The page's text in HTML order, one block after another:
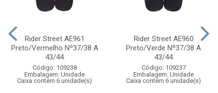
Rider Street AE961
Preto/Vermelho Nº37/38 A
43/44
Código: 109238
Embalagem: Unidade
Caixa contém 6 unidade(s)
Rider Street AE960
Preto/Verde Nº37/38 A
43/44
Código: 109237
Embalagem: Unidade
Caixa contém 6 unidade(s)